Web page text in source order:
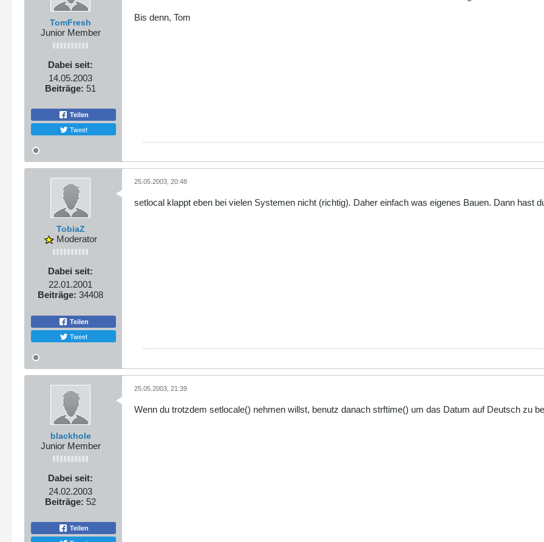
TomFresh
Junior Member
Dabei seit:
14.05.2003
Beiträge: 51
Teilen
Tweet
Bis denn, Tom
TobiaZ
Moderator
Dabei seit:
22.01.2001
Beiträge: 34408
Teilen
Tweet
25.05.2003, 20:48
setlocal klappt eben bei vielen Systemen nicht (richtig). Daher einfach was eigenes Bauen. Dann hast
blackhole
Junior Member
Dabei seit:
24.02.2003
Beiträge: 52
Teilen
25.05.2003, 21:39
Wenn du trotzdem setlocale() nehmen willst, benutz danach strftime() um das Datum auf Deutsch zu